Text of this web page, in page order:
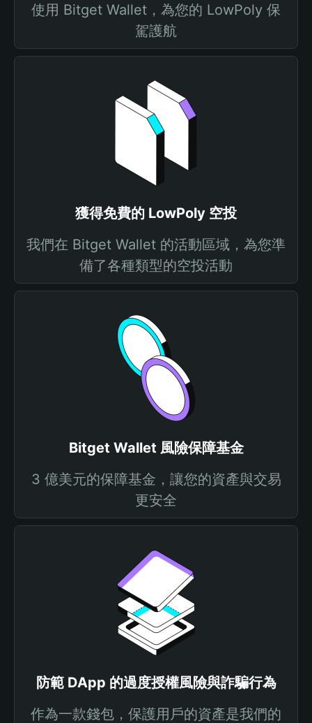
使用 Bitget Wallet，為您的 LowPoly 保
駕護航
獲得免費的 LowPoly 空投
我們在 Bitget Wallet 的活動區域，為您準
備了各種類型的空投活動
Bitget Wallet 風險保障基金
3 億美元的保障基金，讓您的資產與交易
更安全
防範 DApp 的過度授權風險與詐騙行為
作為一款錢包，保護用戶的資產是我們的